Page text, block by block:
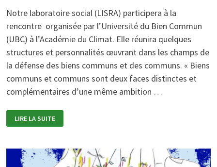
Notre laboratoire social (LISRA) participera à la
rencontre organisée par l’Université du Bien Commun
(UBC) à l’Académie du Climat. Elle réunira quelques
structures et personnalités œuvrant dans les champs de
la défense des biens communs et des communs. « Biens
communs et communs sont deux faces distinctes et
complémentaires d’une même ambition …
DES
BIENS
DES
COMMUNS
LIRE LA SUITE